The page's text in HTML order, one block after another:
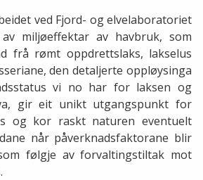
ved Fjord- og elvelaboratoriet
miljøeffektar av havbruk, som
frå rømt oppdrettslaks, lakselus
den detaljerte oppløysinga
vi no har for laksen og
gir eit unikt utgangspunkt for
og kor raskt naturen eventuelt
når påverknadsfaktorane blir
følgje av forvaltingstiltak mot